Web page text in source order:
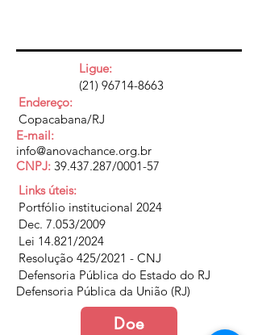
Ligue:
(21) 96714-8663
Endereço:
Copacabana/RJ
E-mail:
info@anovachance.org.br
CNPJ: 39.437.287/0001-57
Links úteis:
Portfólio institucional 2024
Dec. 7.053/2009
Lei 14.821/2024
Resolução 425/2021 - CNJ
Defensoria Pública do Estado do RJ
Defensoria Pública da União (RJ)
Doe